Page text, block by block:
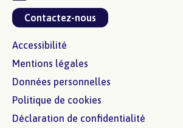
Contactez-nous
Accessibilité
Mentions légales
Données personnelles
Politique de cookies
Déclaration de confidentialité